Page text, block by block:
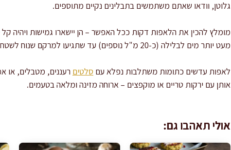
גלוטן, וודאו שאתם משתמשים בתבלינים נקיים מתוספים.
מומלץ להכין את הלאפות דקות ככל האפשר – הן יישארו גמישות ויהיה קל
מעט יותר מים לבלילה (כ-20 מ"ל נוספים) עד שתגיעו למרקם שנוח לשטח על המחבת.
לאפות עדשים כתומות משתלבות נפלא עם סלטים רעננים, מטבלים, או
אותן עם ירקות טריים או מוקפצים – ארוחה מזינה ומלאה בטעמים.
אולי תאהבו גם: